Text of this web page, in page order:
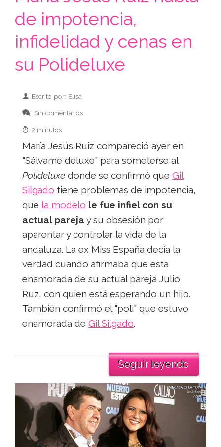
de impotencia,
infidelidad y cenas en
su Polideluxe
Escrito por: Elisa
Sin comentarios
2 minutos
María Jesús Ruiz compareció ayer en
"Sálvame deluxe" para someterse al
Polideluxe donde se confirmó que Gil
Silgado tiene problemas de impotencia,
que la modelo le fue infiel con su
actual pareja y su obsesión por
aparentar y controlar la vida de la
andaluza. La ex Miss España decía la
verdad cuando afirmaba que está
enamorada de su actual pareja Julio
Ruz, con quien está esperando un hijo.
También confirmó el "poli" que estuvo
enamorada de Gil Silgado.
Seguir leyendo